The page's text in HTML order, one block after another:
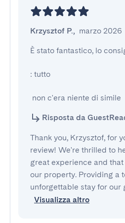
Krzysztof P., marzo 2026
È stato fantastico, lo
: tutto
non c'era niente di simile
Risposta da
Thank you, Krzysztof, for
review! We're thrilled to
great experience and
our property. Providing a
unforgettable stay for our
Visualizza altro